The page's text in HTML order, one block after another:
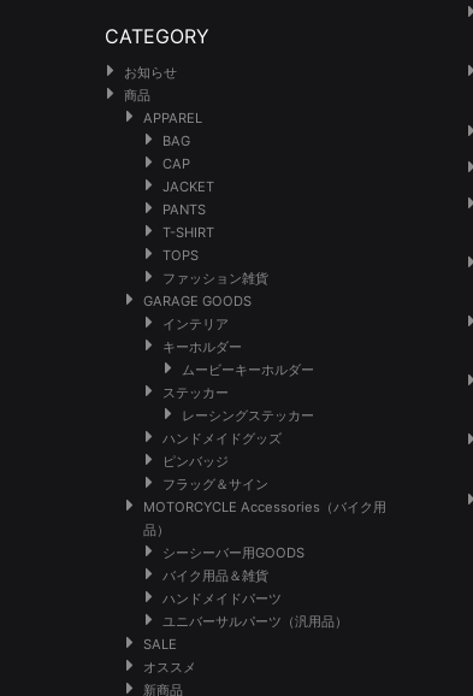
CATEGORY
お知らせ
商品
APPAREL
BAG
CAP
JACKET
PANTS
T-SHIRT
TOPS
ファッション雑貨
GARAGE GOODS
インテリア
キーホルダー
ムービーキーホルダー
ステッカー
レーシングステッカー
ハンドメイドグッズ
ピンバッジ
フラッグ＆サイン
MOTORCYCLE Accessories（バイク用
品）
シーシーバー用GOODS
バイク用品＆雑貨
ハンドメイドパーツ
ユニバーサルパーツ（汎用品）
SALE
オススメ
新商品